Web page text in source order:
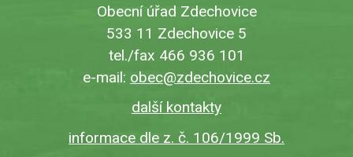
Obecní úřad Zdechovice
533 11 Zdechovice 5
tel./fax 466 936 101
e-mail: obec@zdechovice.cz
další kontakty
informace dle z. č. 106/1999 Sb.